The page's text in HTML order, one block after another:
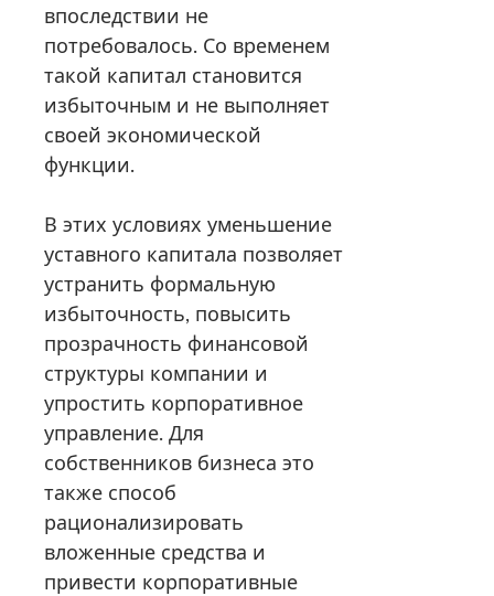
впоследствии не
потребовалось. Со временем
такой капитал становится
избыточным и не выполняет
своей экономической
функции.
В этих условиях уменьшение
уставного капитала позволяет
устранить формальную
избыточность, повысить
прозрачность финансовой
структуры компании и
упростить корпоративное
управление. Для
собственников бизнеса это
также способ
рационализировать
вложенные средства и
привести корпоративные